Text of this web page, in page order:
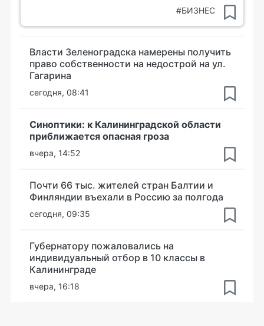
#БИЗНЕС
Власти Зеленоградска намерены получить
право собственности на недострой на ул.
Гагарина
сегодня, 08:41
Синоптики: к Калининградской области
приближается опасная гроза
вчера, 14:52
Почти 66 тыс. жителей стран Балтии и
Финляндии въехали в Россию за полгода
сегодня, 09:35
Губернатору пожаловались на
индивидуальный отбор в 10 классы в
Калининграде
вчера, 16:18